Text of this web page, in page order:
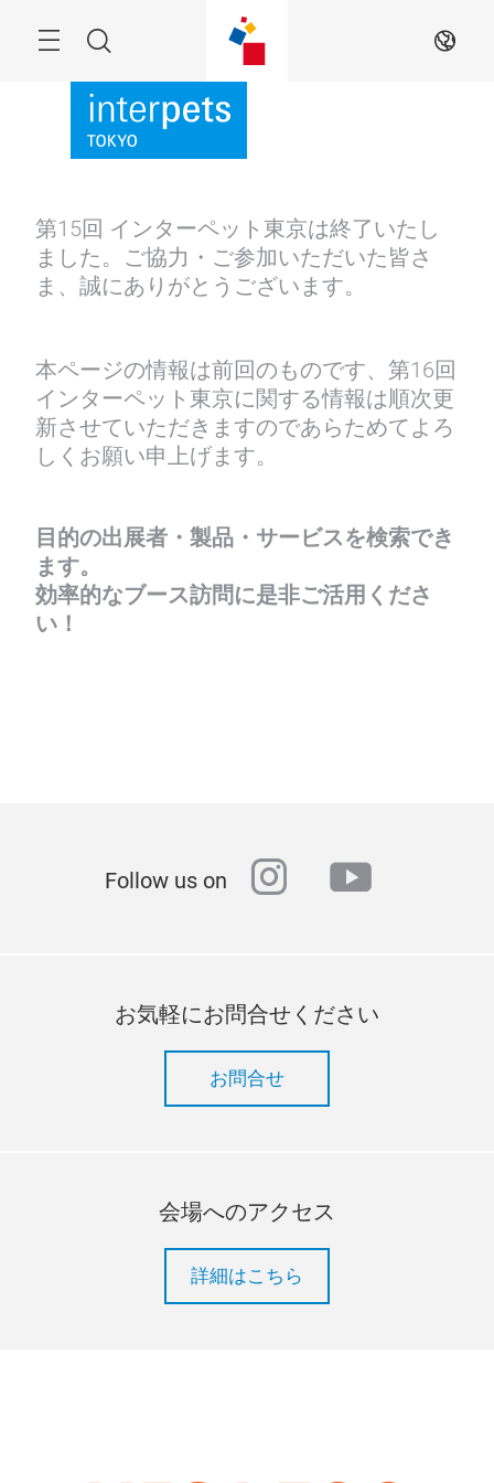
Search JA
第15回 インターペット東京は終了いたし
ました。ご協力・ご参加いただいた皆さ
ま、誠にありがとうございます。
本ページの情報は前回のものです、第16回
インターペット東京に関する情報は順次更
新させていただきますのであらためてよろ
しくお願い申上げます。
目的の出展者・製品・サービスを検索でき
ます。
効率的なブース訪問に是非ご活用くださ
い！
Follow us on instagram
youtube
お気軽にお問合せください
お問合せ
会場へのアクセス
詳細はこちら